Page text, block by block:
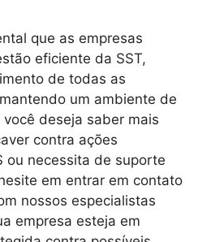
que as empresas
eficiente da SST,
de todas as
um ambiente de
deseja saber mais
contra ações
ou necessita de suporte
em entrar em contato
nossos especialistas
empresa esteja em